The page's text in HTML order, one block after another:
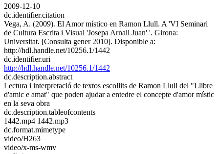
2009-12-10
dc.identifier.citation
Vega, A. (2009). El Amor místico en Ramon Llull. A 'VI Seminari
de Cultura Escrita i Visual 'Josepa Arnall Juan' '. Girona:
Universitat. [Consulta gener 2010]. Disponible a:
http://hdl.handle.net/10256.1/1442
dc.identifier.uri
http://hdl.handle.net/10256.1/1442
dc.description.abstract
Lectura i interpretació de textos escollits de Ramon Llull del "Llibre
d'amic e amat" que poden ajudar a entedre el concepte d'amor místic
en la seva obra
dc.description.tableofcontents
1442.mp4 1442.mp3
dc.format.mimetype
video/H263
video/x-ms-wmv